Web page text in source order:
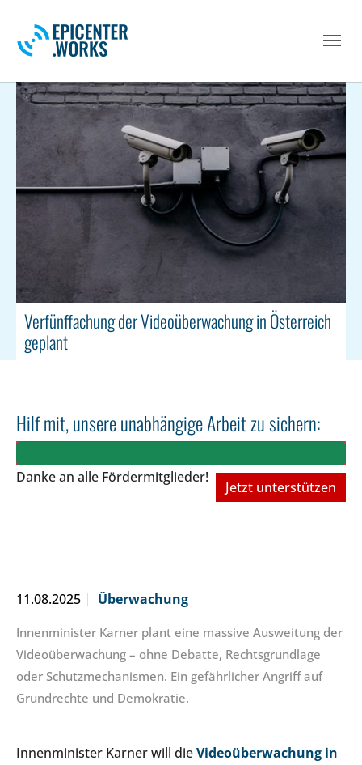
Verfünffachung der Videoüberwachung in Österreich
geplant
Hilf mit, unsere unabhängige Arbeit zu sichern:
Danke an alle Fördermitglieder!
Jetzt unterstützen
11.08.2025 Überwachung
Innenminister Karner plant eine massive Ausweitung der
Videoüberwachung – ohne Debatte, Rechtsgrundlage
oder Schutzmechanismen. Ein gefährlicher Angriff auf
Grundrechte und Demokratie.
Innenminister Karner will dieVideoüberwachung in